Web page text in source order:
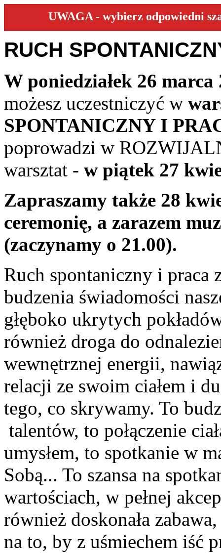
UWAGA - wybierz odpowiedni
RUCH
W poniedziałek 26
możesz uczestniczyć w
SPONTANICZNY I
poprowadzi w
warsztat - w piątek 27
Zapraszamy także 28
ceremonię, a zarazem
(zaczynamy o 21.00).
Ruch spontaniczny i praca
budzenia świadomości
głęboko ukrytych
również droga do
wewnętrznej energii,
relacji ze swoim ciałem i
tego, co skrywamy. To
talentów, to połączenie
umysłem, to spotkanie w
Sobą... To szansa na
wartościach, w pełnej
również doskonała
na to, by z uśmiechem iść